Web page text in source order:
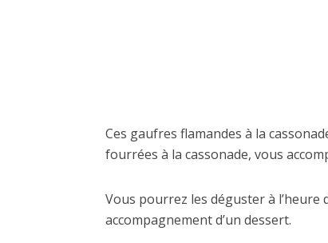
Ces gaufres flamandes à la
fourrées à la cassonade, vous
Vous pourrez les déguster à l’heure
accompagnement d’un dessert.